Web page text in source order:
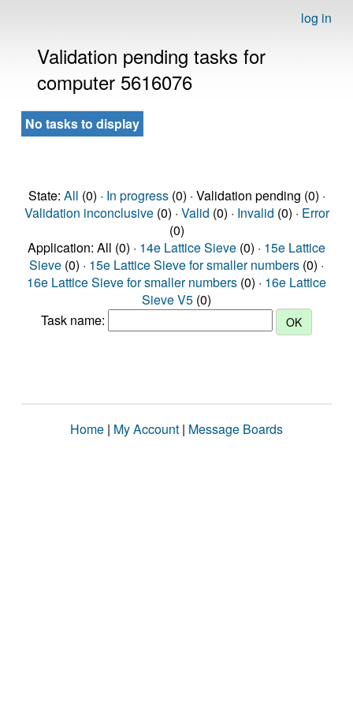
log in
Validation pending tasks for
computer 5616076
No tasks to display
State: All (0) · In progress(0) · Validation pending (0) ·
Validation inconclusive(0) · Valid (0) · Invalid (0) · Error
(0)
Application: All (0) · 14e Lattice Sieve (0) · 15e Lattice
Sieve (0) · 15e Lattice Sieve for smaller numbers (0) ·
16e Lattice Sieve for smaller numbers (0) · 16e Lattice
Sieve V5 (0)
Task name:
Home | My Account | Message Boards